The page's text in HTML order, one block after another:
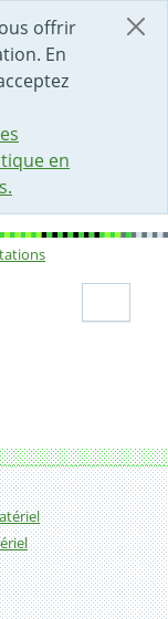
offrir
En
en